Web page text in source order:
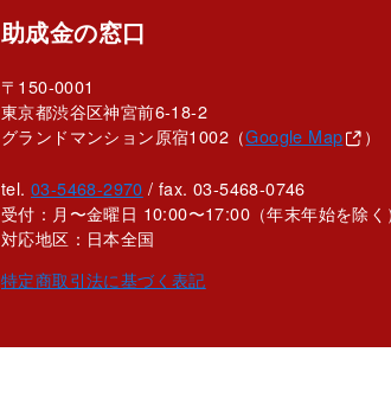
助成金の窓口
〒150-0001
東京都渋谷区神宮前6-18-2
グランドマンション原宿1002（Google Map ）
tel. 03-5468-2970 / fax. 03-5468-0746
受付：月〜金曜日 10:00〜17:00 （年末年始を除く）
対応地区：日本全国
特定商取引法に基づく表記